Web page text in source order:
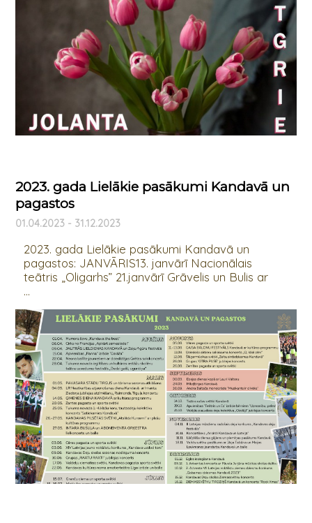
2023. gada Lielākie pasākumi Kandavā un
pagastos
01.04.2023 - 31.12.2023
2023. gada Lielākie pasākumi Kandavā un
pagastos: JANVĀRIS13. janvārī Nacionālais
teātris „Oligarhs” 21.janvārī Grāvelis un Bulis ar
...